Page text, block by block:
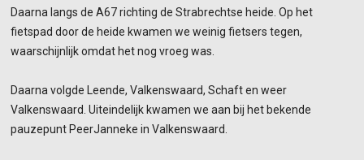
Daarna langs de A67 richting de Strabrechtse heide. Op het
fietspad door de heide kwamen we weinig fietsers tegen,
waarschijnlijk omdat het nog vroeg was.
Daarna volgde Leende, Valkenswaard, Schaft en weer
Valkenswaard. Uiteindelijk kwamen we aan bij het bekende
pauzepunt PeerJanneke in Valkenswaard.